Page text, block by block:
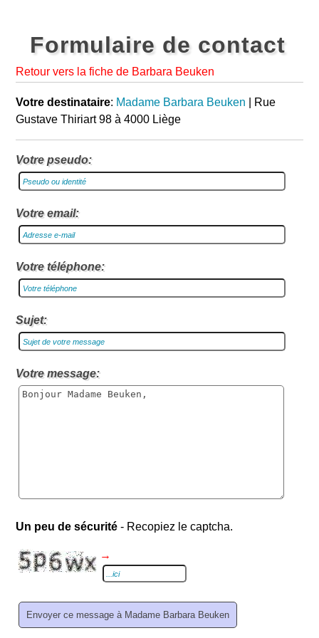
Formulaire de contact
Retour vers la fiche de Barbara Beuken
Votre destinataire: Madame Barbara Beuken | Rue
Gustave Thiriart 98 à 4000 Liège
Votre pseudo:
Votre email:
Votre téléphone:
Sujet:
Votre message:
Un peu de sécurité - Recopiez le captcha.
→